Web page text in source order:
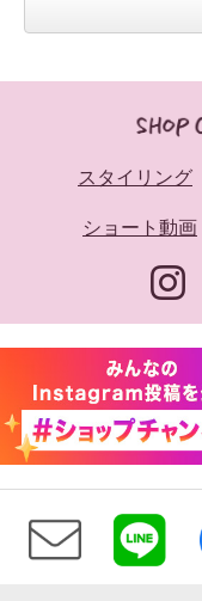
スタイリング
ショート動画